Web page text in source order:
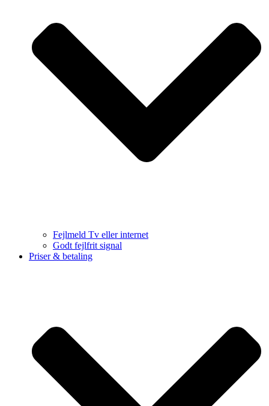
Fejlmeld Tv eller internet
Godt fejlfrit signal
Priser & betaling